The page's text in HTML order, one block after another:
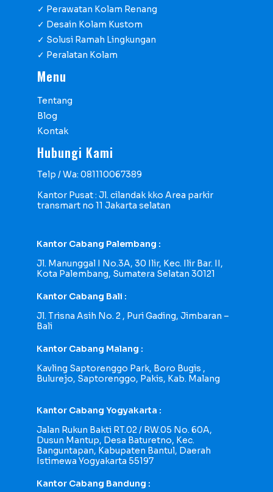
✓ Perawatan Kolam Renang
✓ Desain Kolam Kustom
✓ Solusi Ramah Lingkungan
✓ Peralatan Kolam
Menu
Tentang
Blog
Kontak
Hubungi Kami
Telp / Wa: 081110067389
Kantor Pusat : Jl. cilandak kko Area parkir
transmart no 11 Jakarta selatan
Kantor Cabang Palembang :
Jl. Manunggal I No.3A, 30 Ilir, Kec. Ilir Bar. II,
Kota Palembang, Sumatera Selatan 30121
Kantor Cabang Bali :
Jl. Trisna Asih No. 2 , Puri Gading, Jimbaran –
Bali
Kantor Cabang Malang :
Kavling Saptorenggo Park, Boro Bugis ,
Bulurejo, Saptorenggo, Pakis, Kab. Malang
Kantor Cabang Yogyakarta :
Jalan Rukun Bakti RT.02 / RW.05 No. 60A,
Dusun Mantup, Desa Baturetno, Kec.
Banguntapan, Kabupaten Bantul, Daerah
Istimewa Yogyakarta 55197
Kantor Cabang Bandung :